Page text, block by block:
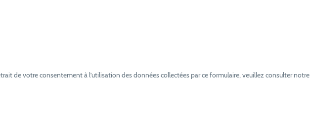
de votre consentement à l’utilisation des données collectées par ce formulaire, veuillez consulter notre